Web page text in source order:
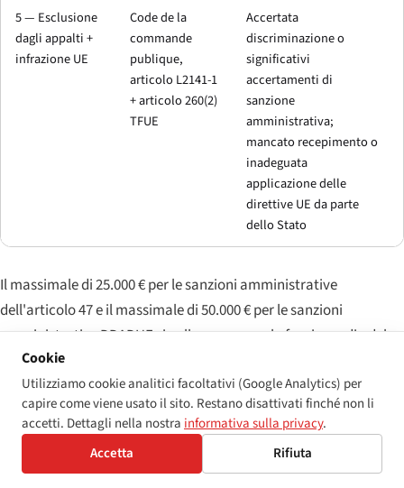
5 — Esclusione
dagli appalti +
infrazione UE
Code de la
commande
publique,
articolo L2141-1
+ articolo 260(2)
TFUE
Accertata
discriminazione o
significativi
accertamenti di
sanzione
amministrativa;
mancato recepimento o
inadeguata
applicazione delle
direttive UE da parte
dello Stato
Il massimale di 25.000 € per le sanzioni amministrative
dell'articolo 47 e il massimale di 50.000 € per le sanzioni
amministrative DDADUE si collocano verso la fascia media del
panorama UE. A titolo di confronto: il
limita le ammende per singolo episodio a 100.000 €; laLey
11/2023spagnola prevede un regime graduato che arriva a
1.000.000 € per le infrazioni «molto gravi»; il recepimento italiano
D.Lgs. 82/2022) ha un massimale di 40.000 €; il regime bulgaro
Cookie
Utilizziamo cookie analitici facoltativi (Google Analytics) per
capire come viene usato il sito. Restano disattivati finché non li
accetti. Dettagli nella nostra informativa sulla privacy.
Accetta
Rifiuta